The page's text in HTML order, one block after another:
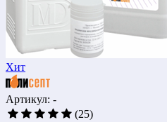
Хит
Артикул: -
(25)